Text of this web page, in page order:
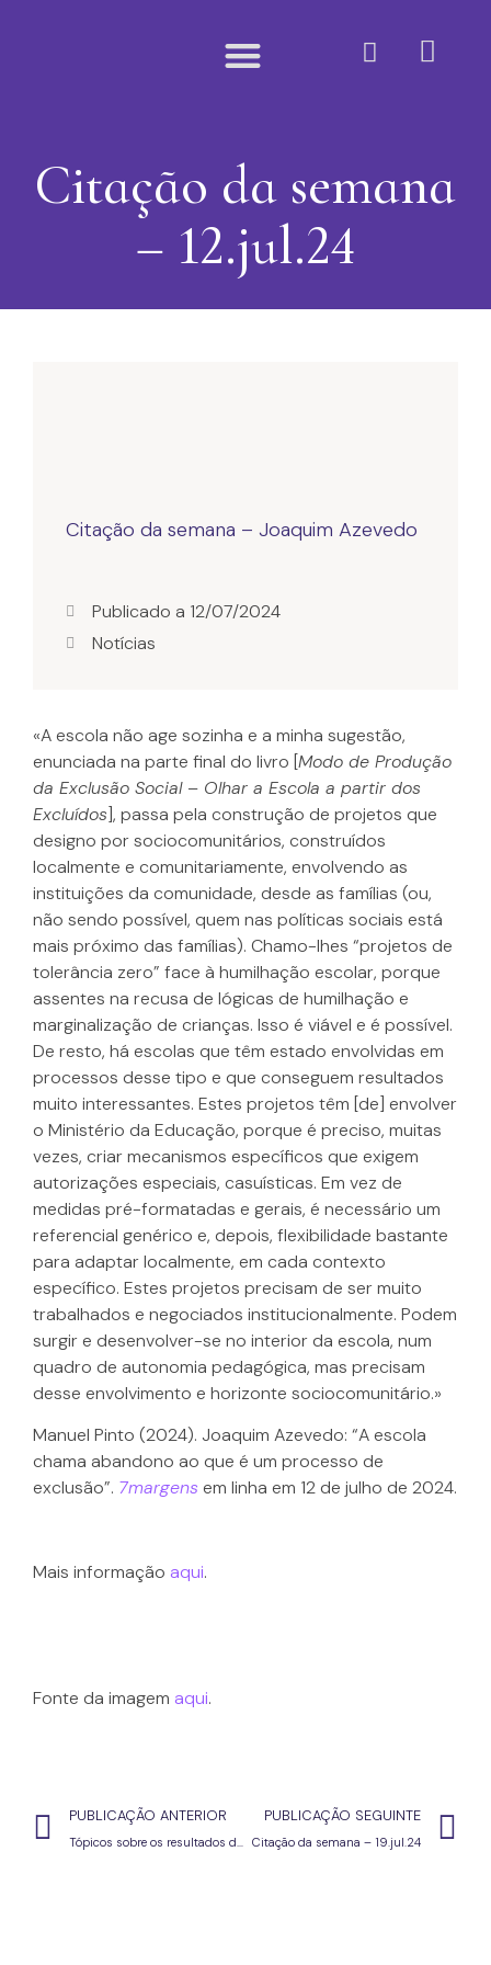
Citação da semana
– 12.jul.24
Citação da semana – Joaquim Azevedo
Publicado a 12/07/2024
Notícias
«A escola não age sozinha e a minha sugestão,
enunciada na parte final do livro [Modo de Produção
da Exclusão Social – Olhar a Escola a partir dos
Excluídos], passa pela construção de projetos que
designo por sociocomunitários, construídos
localmente e comunitariamente, envolvendo as
instituições da comunidade, desde as famílias (ou,
não sendo possível, quem nas políticas sociais está
mais próximo das famílias). Chamo-lhes “projetos de
tolerância zero” face à humilhação escolar, porque
assentes na recusa de lógicas de humilhação e
marginalização de crianças. Isso é viável e é possível.
De resto, há escolas que têm estado envolvidas em
processos desse tipo e que conseguem resultados
muito interessantes. Estes projetos têm [de] envolver
o Ministério da Educação, porque é preciso, muitas
vezes, criar mecanismos específicos que exigem
autorizações especiais, casuísticas. Em vez de
medidas pré-formatadas e gerais, é necessário um
referencial genérico e, depois, flexibilidade bastante
para adaptar localmente, em cada contexto
específico. Estes projetos precisam de ser muito
trabalhados e negociados institucionalmente. Podem
surgir e desenvolver-se no interior da escola, num
quadro de autonomia pedagógica, mas precisam
desse envolvimento e horizonte sociocomunitário.»
Manuel Pinto (2024). Joaquim Azevedo: “A escola
chama abandono ao que é um processo de
exclusão”. 7margens em linha em 12 de julho de 2024.
Mais informação aqui.
Fonte da imagem aqui.
PUBLICAÇÃO ANTERIOR
Tópicos sobre os resultados dos alunos na prova final de ciclo (9.º ano, código 91)
PUBLICAÇÃO SEGUINTE
Citação da semana – 19.jul.24